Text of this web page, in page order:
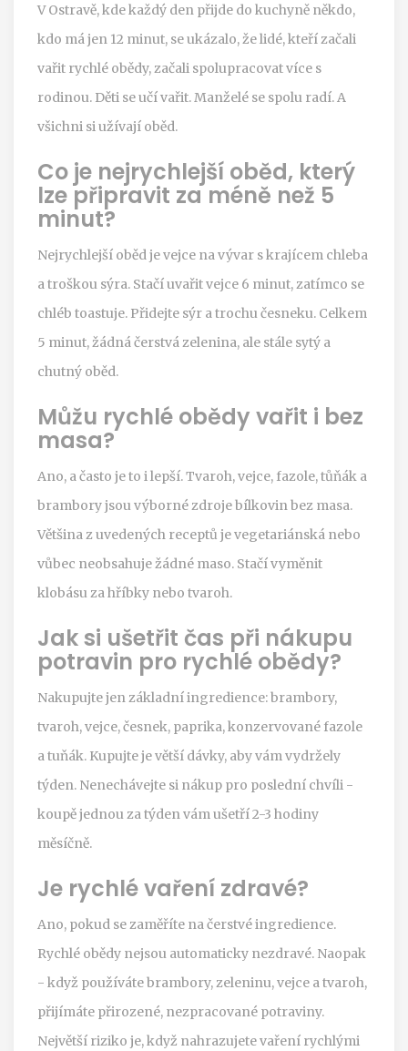
V Ostravě, kde každý den přijde do kuchyně někdo,
kdo má jen 12 minut, se ukázalo, že lidé, kteří začali
vařit rychlé obědy, začali spolupracovat více s
rodinou. Děti se učí vařit. Manželé se spolu radí. A
všichni si užívají oběd.
Co je nejrychlejší oběd, který
lze připravit za méně než 5
minut?
Nejrychlejší oběd je vejce na vývar s krajícem chleba
a troškou sýra. Stačí uvařit vejce 6 minut, zatímco se
chléb toastuje. Přidejte sýr a trochu česneku. Celkem
5 minut, žádná čerstvá zelenina, ale stále sytý a
chutný oběd.
Můžu rychlé obědy vařit i bez
masa?
Ano, a často je to i lepší. Tvaroh, vejce, fazole, tůňák a
brambory jsou výborné zdroje bílkovin bez masa.
Většina z uvedených receptů je vegetariánská nebo
vůbec neobsahuje žádné maso. Stačí vyměnit
klobásu za hříbky nebo tvaroh.
Jak si ušetřit čas při nákupu
potravin pro rychlé obědy?
Nakupujte jen základní ingredience: brambory,
tvaroh, vejce, česnek, paprika, konzervované fazole
a tuňák. Kupujte je větší dávky, aby vám vydržely
týden. Nenechávejte si nákup pro poslední chvíli -
koupě jednou za týden vám ušetří 2-3 hodiny
měsíčně.
Je rychlé vaření zdravé?
Ano, pokud se zaměříte na čerstvé ingredience.
Rychlé obědy nejsou automaticky nezdravé. Naopak
- když používáte brambory, zeleninu, vejce a tvaroh,
přijímáte přirozené, nezpracované potraviny.
Největší riziko je, když nahrazujete vaření rychlými